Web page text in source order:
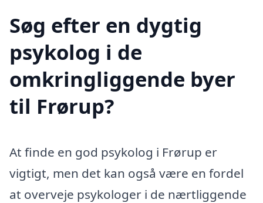
Søg efter en dygtig
psykolog i de
omkringliggende byer
til Frørup?
At finde en god psykolog i Frørup er
vigtigt, men det kan også være en fordel
at overveje psykologer i de nærtliggende